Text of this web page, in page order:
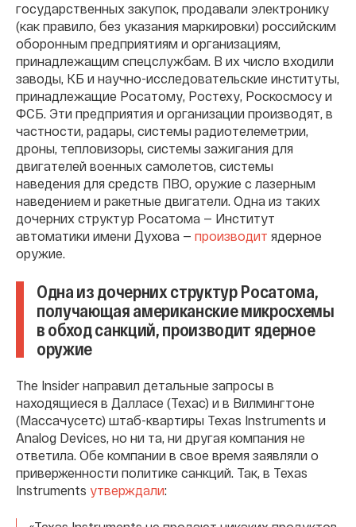
государственных закупок, продавали электронику
(как правило, без указания маркировки) российским
оборонным предприятиям и организациям,
принадлежащим спецслужбам. В их число входили
заводы, КБ и научно-исследовательские институты,
принадлежащие Росатому, Ростеху, Роскосмосу и
ФСБ. Эти предприятия и организации производят, в
частности, радары, системы радиотелеметрии,
дроны, тепловизоры, системы зажигания для
двигателей военных самолетов, системы
наведения для средств ПВО, оружие с лазерным
наведением и ракетные двигатели. Одна из таких
дочерних структур Росатома — Институт
автоматики имени Духова — производит ядерное
оружие.
Одна из дочерних структур Росатома,
получающая американские микросхемы
в обход санкций, производит ядерное
оружие
The Insider направил детальные запросы в
находящиеся в Далласе (Техас) и в Вилмингтоне
(Массачусетс) штаб-квартиры Texas Instruments и
Analog Devices, но ни та, ни другая компания не
ответила. Обе компании в свое время заявляли о
приверженности политике санкций. Так, в Texas
Instruments утверждали: